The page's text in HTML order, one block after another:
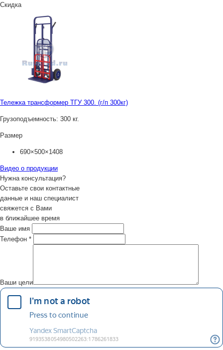
Скидка
Тележка трансформер ТГУ 300. (г/п 300кг)
Грузоподъемность: 300 кг.
Размер
690×500×1408
Видео о продукции
Нужна консультация?
Оставьте свои контактные
данные и наш специалист
свяжется с Вами
в ближайшее время
Ваше имя
Телефон *
Ваши цели